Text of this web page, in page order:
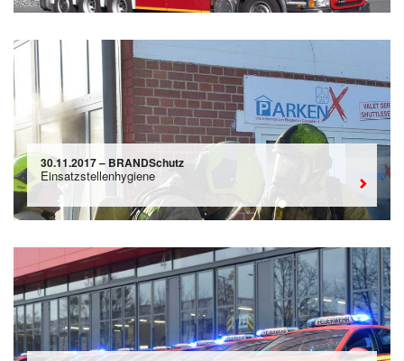
30.11.2017 – BRANDSchutz
Einsatzstellenhygiene